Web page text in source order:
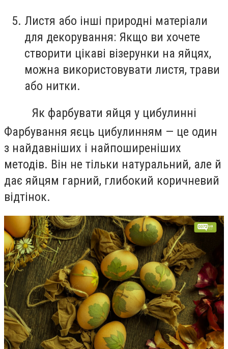
Листя або інші природні матеріали
для декорування: Якщо ви хочете
створити цікаві візерунки на яйцях,
можна використовувати листя, трави
або нитки.
Як фарбувати яйця у цибулинні
Фарбування яєць цибулинням — це один
з найдавніших і найпоширеніших
методів. Він не тільки натуральний, але й
дає яйцям гарний, глибокий коричневий
відтінок.